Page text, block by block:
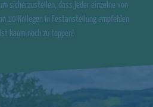
sicherzustellen, dass jeder einzelne von
10 Kollegen in Festanstellung empfehlen
kaum noch zu toppen!